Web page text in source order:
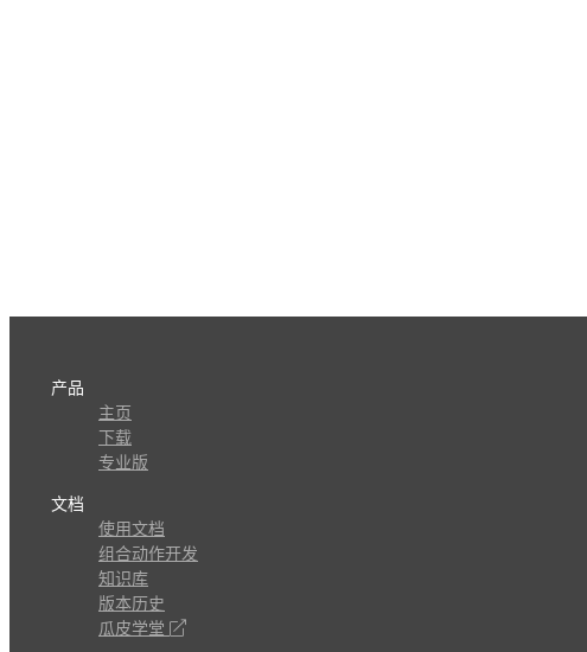
产品
主页
下载
专业版
文档
使用文档
组合动作开发
知识库
版本历史
瓜皮学堂